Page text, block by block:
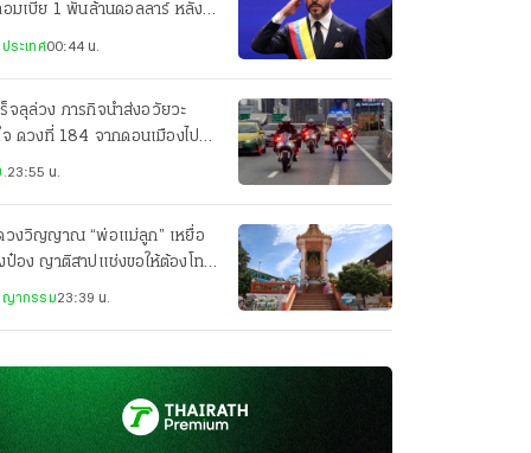
อมเบีย 1 พันล้านดอลลาร์ หลัง
สาบานตน
ระเทศ00:44 น.
ร็จลุล่วง ภารกิจนำส่งอวัยวะ
จ ดวงที่ 184 จากดอนเมืองไป
.23:55 น.
วงวิญญาณ “พ่อแม่ลูก” เหยื่อ
ป๋อง ญาติสาปแช่งขอให้ต้องโทษ
ญากรรม23:39 น.